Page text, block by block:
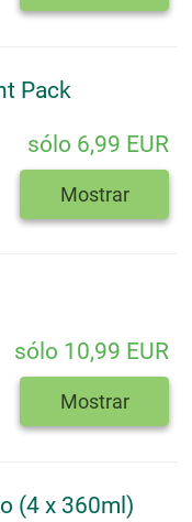
Pack
sólo 6,99 EUR
Mostrar
sólo 10,99 EUR
Mostrar
(4 x 360ml)